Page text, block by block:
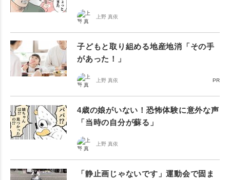
上野 真依
子どもと取り組める地産地消「その手
があった！」
上野 真依 PR
4歳の娘がいない！恐怖体験に意外な声
「当時の自分が蘇る」
上野 真依
「静止画じゃないです」運動会で固ま